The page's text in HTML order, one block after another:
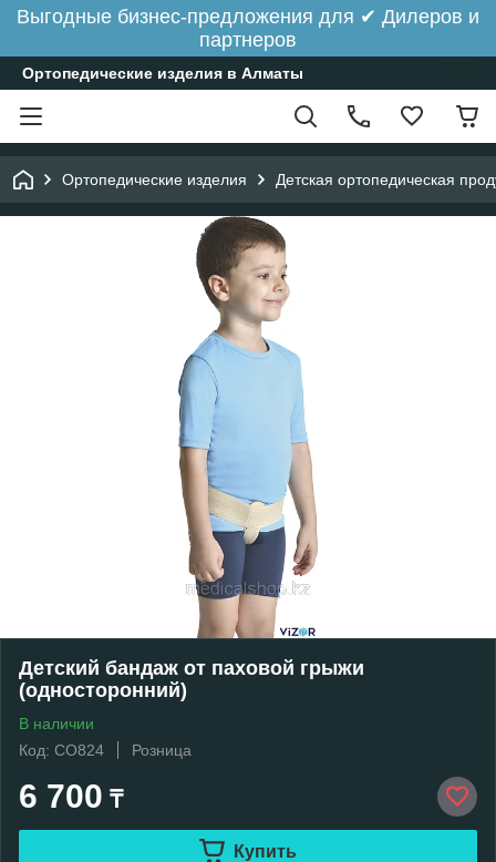
Выгодные бизнес-предложения для ✔ Дилеров и
партнеров
Ортопедические изделия в Алматы
Ортопедические изделия Детская ортопедическая
Детский бандаж от паховой грыжи
(односторонний)
В наличии
Код: CO824
Розница
6 700 ₸
Купить